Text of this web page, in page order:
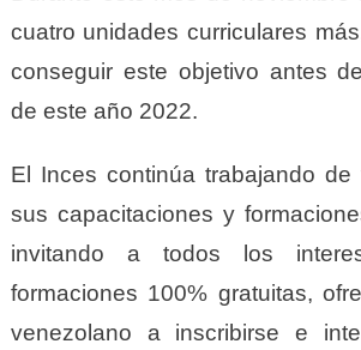
cuatro unidades curriculares
conseguir este objetivo antes
de este año 2022.
El Inces continúa trabajando de
sus capacitaciones y
invitando a todos los
formaciones 100% gratuitas,
venezolano a inscribirse e